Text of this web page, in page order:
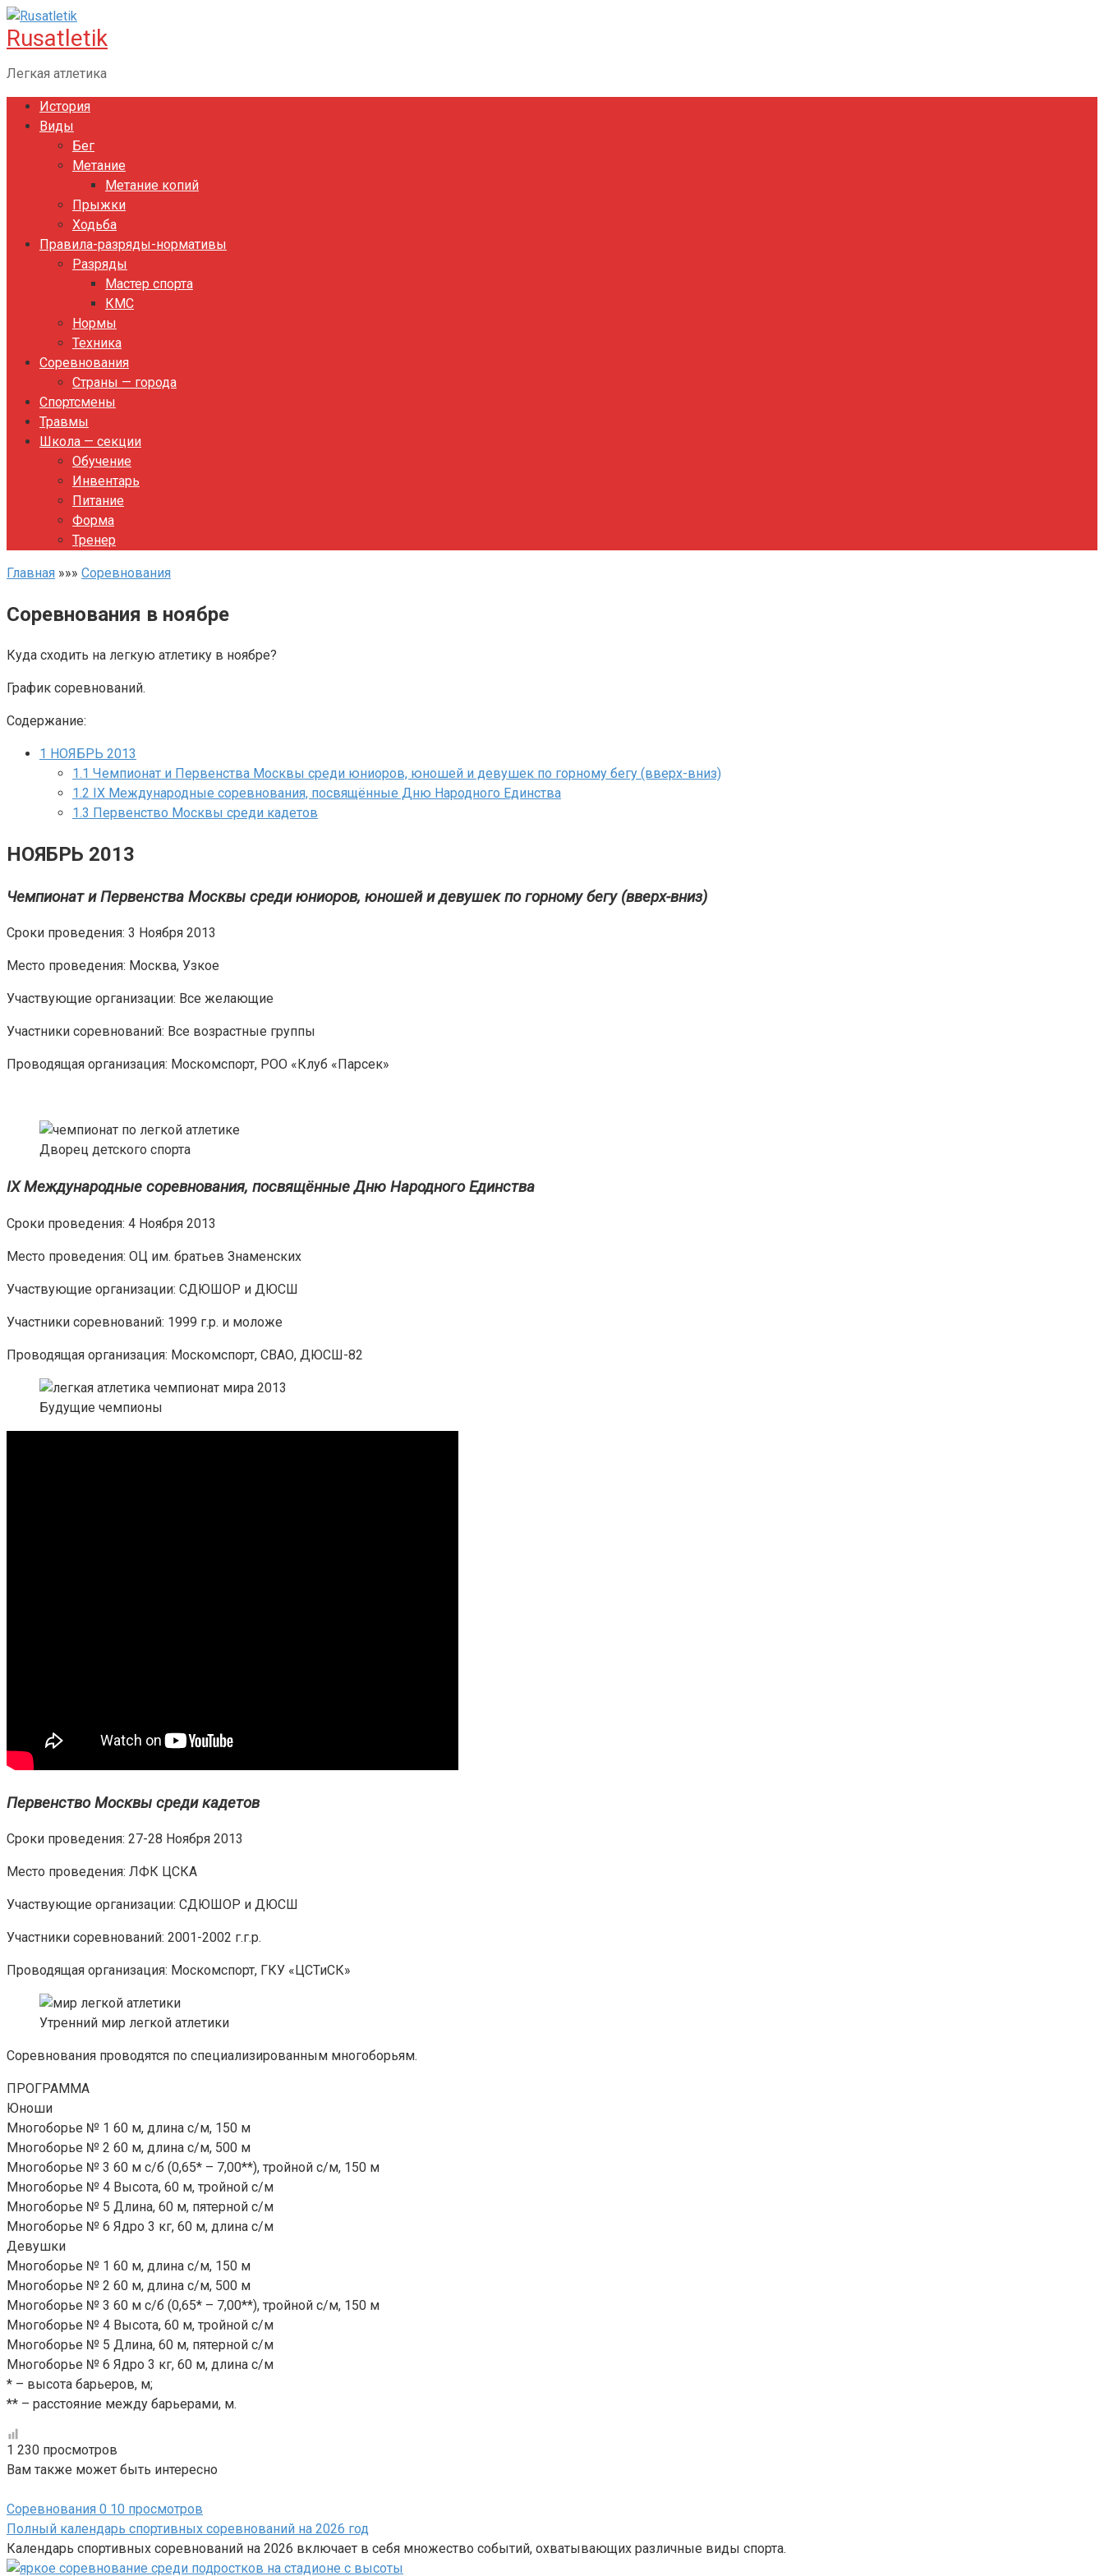
Перейти
к
контенту
Rusatletik
Легкая атлетика
История
Виды
Бег
Метание
Метание копий
Прыжки
Ходьба
Правила-разряды-нормативы
Разряды
Мастер спорта
КМС
Нормы
Техника
Соревнования
Страны — города
Спортсмены
Травмы
Школа — секции
Обучение
Инвентарь
Питание
Форма
Тренер
Главная »»» Соревнования
Соревнования в ноябре
Куда сходить на легкую атлетику в ноябре?
График соревнований.
Содержание:
1 НОЯБРЬ 2013
1.1 Чемпионат и Первенства Москвы среди юниоров, юношей и девушек по горному бегу (вверх-вниз)
1.2 IX Международные соревнования, посвящённые Дню Народного Единства
1.3 Первенство Москвы среди кадетов
НОЯБРЬ 2013
Чемпионат и Первенства Москвы среди юниоров, юношей и девушек по горному бегу (вверх-вниз)
Сроки проведения: 3 Ноября 2013
Место проведения: Москва, Узкое
Участвующие организации: Все желающие
Участники соревнований: Все возрастные группы
Проводящая организация: Москомспорт, РОО «Клуб «Парсек»
Дворец детского спорта
IX Международные соревнования, посвящённые Дню Народного Единства
Сроки проведения: 4 Ноября 2013
Место проведения: ОЦ им. братьев Знаменских
Участвующие организации: СДЮШОР и ДЮСШ
Участники соревнований: 1999 г.р. и моложе
Проводящая организация: Москомспорт, СВАО, ДЮСШ-82
Будущие чемпионы
Первенство Москвы среди кадетов
Сроки проведения: 27-28 Ноября 2013
Место проведения: ЛФК ЦСКА
Участвующие организации: СДЮШОР и ДЮСШ
Участники соревнований: 2001-2002 г.г.р.
Проводящая организация: Москомспорт, ГКУ «ЦСТиСК»
Утренний мир легкой атлетики
Соревнования проводятся по специализированным многоборьям.
ПРОГРАММА
Юноши
Многоборье № 1 60 м, длина с/м, 150 м
Многоборье № 2 60 м, длина с/м, 500 м
Многоборье № 3 60 м с/б (0,65* – 7,00**), тройной с/м, 150 м
Многоборье № 4 Высота, 60 м, тройной с/м
Многоборье № 5 Длина, 60 м, пятерной с/м
Многоборье № 6 Ядро 3 кг, 60 м, длина с/м
Девушки
Многоборье № 1 60 м, длина с/м, 150 м
Многоборье № 2 60 м, длина с/м, 500 м
Многоборье № 3 60 м с/б (0,65* – 7,00**), тройной с/м, 150 м
Многоборье № 4 Высота, 60 м, тройной с/м
Многоборье № 5 Длина, 60 м, пятерной с/м
Многоборье № 6 Ядро 3 кг, 60 м, длина с/м
* – высота барьеров, м;
** – расстояние между барьерами, м.
1 230 просмотров
Вам также может быть интересно
Соревнования 0 10 просмотров
Полный календарь спортивных соревнований на 2026 год
Календарь спортивных соревнований на 2026 включает в себя множество событий, охватывающих различные виды спорта.